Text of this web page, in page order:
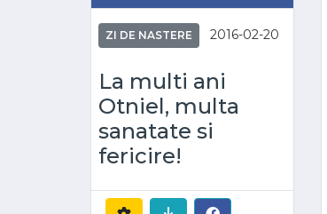
ZI DE NASTERE 2016-02-20
La multi ani
Otniel, multa
sanatate si
fericire!